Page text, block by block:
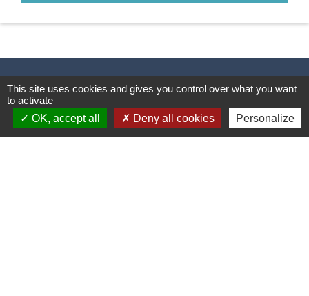
Contacts & Horaires
This site uses cookies and gives you control over what you want
to activate
OK, accept all
Deny all cookies Personalize